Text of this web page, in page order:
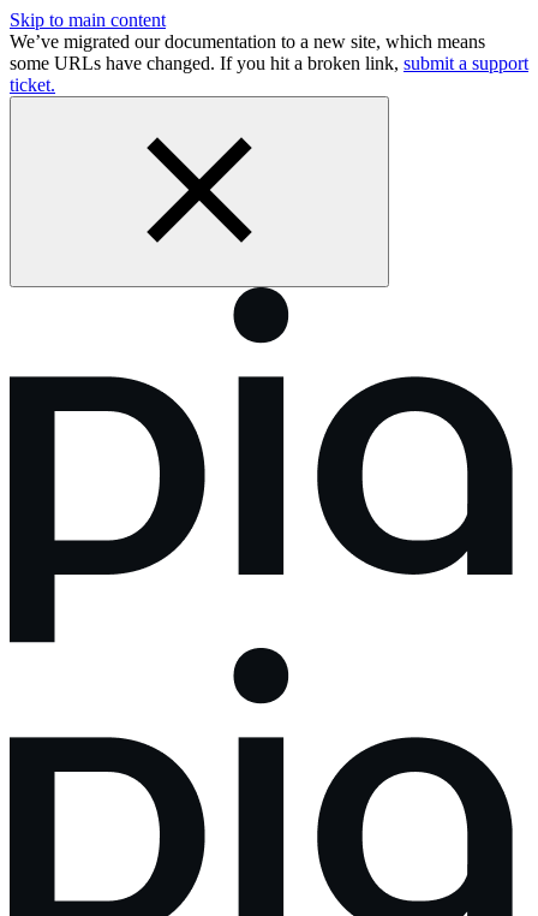
Skip to main content
We’ve migrated our documentation to a new site, which means
some URLs have changed. If you hit a broken link, submit a support
ticket.